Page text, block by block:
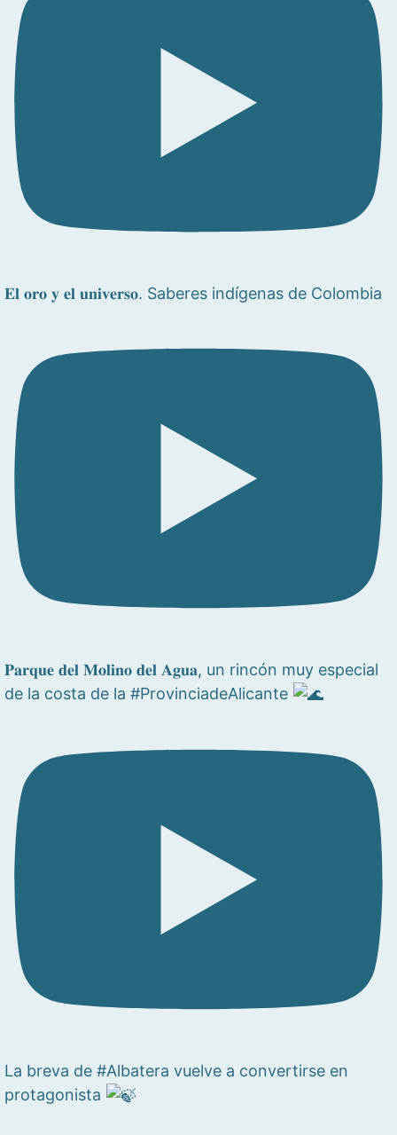
𝐄𝐥 𝐨𝐫𝐨 𝐲 𝐞𝐥 𝐮𝐧𝐢𝐯𝐞𝐫𝐬𝐨. Saberes indígenas de Colombia
𝐏𝐚𝐫𝐪𝐮𝐞 𝐝𝐞𝐥 𝐌𝐨𝐥𝐢𝐧𝐨 𝐝𝐞𝐥 𝐀𝐠𝐮𝐚, un rincón muy especial
de la costa de la #ProvinciadeAlicante
La breva de #Albatera vuelve a convertirse en
protagonista